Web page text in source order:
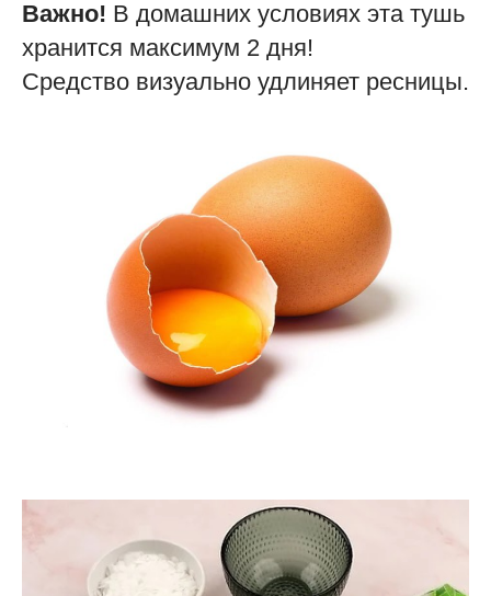
Важно! В домашних условиях эта тушь
хранится максимум 2 дня!
Средство визуально удлиняет ресницы.